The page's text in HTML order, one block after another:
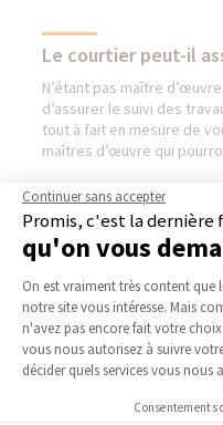
Le courtier peut-il
N’étant pas maître
d’assurer le suivi des
tout à fait en mesure de
maîtres d’œuvre qui
AGENCE DE NEVERS &
SUR LOIRE
Qui sommes-nous
Actualités
Notre charte qualité
Continuer sans accepter
Promis, c'est la dernière
qu'on vous
Plateforme de
On est vraiment très content que
notre site vous intéresse. Mais
n'avez pas encore fait votre
vous nous autorisez à suivre
décider quels services vous nous
Consentements